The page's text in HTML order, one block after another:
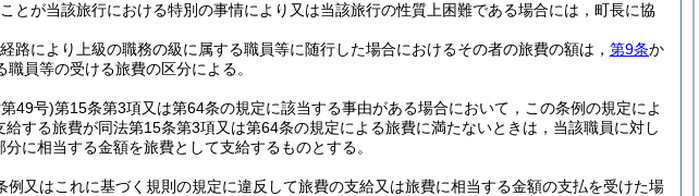
とが当該旅行における特別の事情により又は当該旅行の性質上困難である場合には，町長に協
により上級の職務の級に属する職員等に随行した場合におけるその者の旅費の額は， 第9条か
員等の受ける旅費の区分による。
49号)第15条第3項又は第64条の規定に該当する事由がある場合において，この条例の規定によ
する旅費が同法第15条第3項又は第64条の規定による旅費に満たないときは，当該職員に対し
に相当する金額を旅費として支給するものとする。
又はこれに基づく規則の規定に違反して旅費の支給又は旅費に相当する金額の支払を受けた場